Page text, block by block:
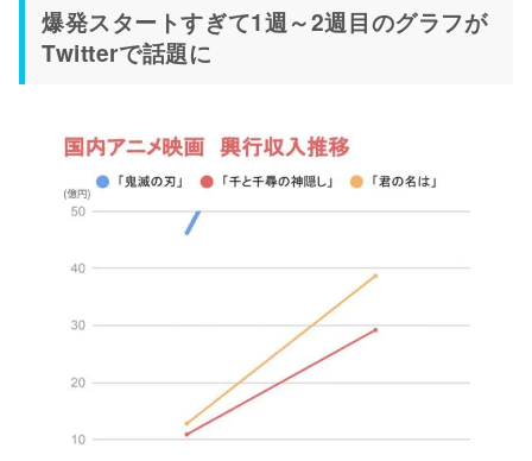
爆発スタートすぎて1週～2週目のグラフが
Twitterで話題に